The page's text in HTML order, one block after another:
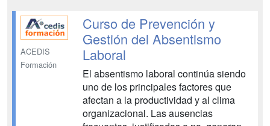
diseñado y tutorizado por...
ACEDIS
Formación
Curso de Prevención y
Gestión del Absentismo
Laboral
El absentismo laboral continúa siendo
uno de los principales factores que
afectan a la productividad y al clima
organizacional. Las ausencias